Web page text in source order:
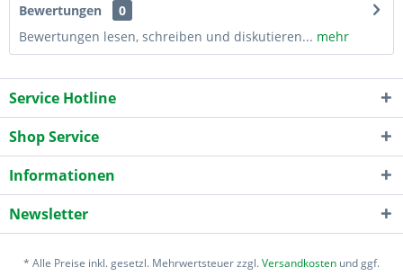
Bewertungen
0
Bewertungen lesen, schreiben und diskutieren... mehr
Service Hotline
Shop Service
Informationen
Newsletter
* Alle Preise inkl. gesetzl. Mehrwertsteuer zzgl.Versandkosten und ggf.